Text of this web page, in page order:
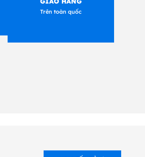
Trên toàn quốc